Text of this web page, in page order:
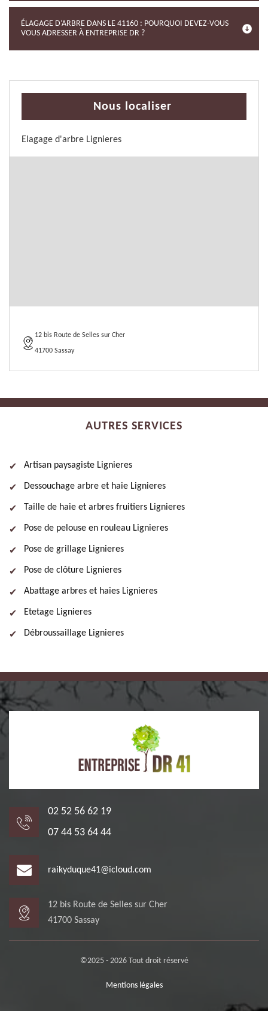
ÉLAGAGE D’ARBRE DANS LE 41160 : POURQUOI DEVEZ-VOUS
VOUS ADRESSER À ENTREPRISE DR ?
Nous localiser
Elagage d'arbre Lignieres
12 bis Route de Selles sur Cher
41700 Sassay
AUTRES SERVICES
Artisan paysagiste Lignieres
Dessouchage arbre et haie Lignieres
Taille de haie et arbres fruitiers Lignieres
Pose de pelouse en rouleau Lignieres
Pose de grillage Lignieres
Pose de clôture Lignieres
Abattage arbres et haies Lignieres
Etetage Lignieres
Débroussaillage Lignieres
02 52 56 62 19
07 44 53 64 44
raikyduque41@icloud.com
12 bis Route de Selles sur Cher
41700 Sassay
©2025 - 2026 Tout droit réservé
Mentions légales